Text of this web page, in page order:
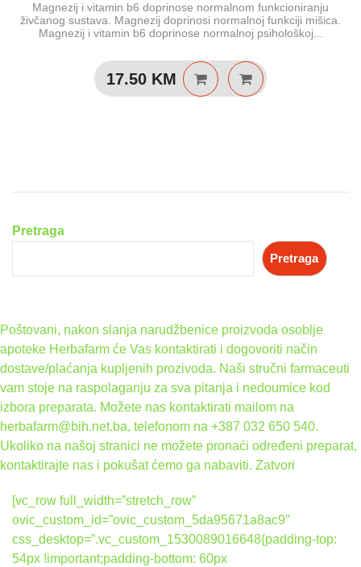
Magnezij i vitamin b6 doprinose normalnom funkcioniranju
živčanog sustava. Magnezij doprinosi normalnoj funkciji mišica.
Magnezij i vitamin b6 doprinose normalnoj psihološkoj...
17.50 KM
Pretraga
Pretraga
Poštovani, nakon slanja narudžbenice proizvoda osoblje
apoteke Herbafarm će Vas kontaktirati i dogovoriti način
dostave/plaćanja kupljenih prozivoda. Naši stručni farmaceuti
vam stoje na raspolaganju za sva pitanja i nedoumice kod
izbora preparata. Možete nas kontaktirati mailom na
herbafarm@bih.net.ba, telefonom na +387 032 650 540.
Ukoliko na našoj stranici ne možete pronaći određeni preparat,
kontaktirajte nas i pokušat ćemo ga nabaviti. Zatvori
[vc_row full_width=”stretch_row”
ovic_custom_id=”ovic_custom_5da95671a8ac9″
css_desktop=”.vc_custom_1530089016648{padding-top:
54px !important;padding-bottom: 60px